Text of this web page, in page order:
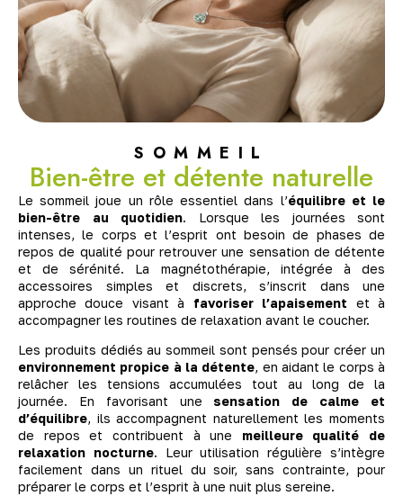
SOMMEIL
Bien-être et détente naturelle
Le sommeil joue un rôle essentiel dans l’équilibre et le
bien-être au quotidien. Lorsque les journées sont
intenses, le corps et l’esprit ont besoin de phases de
repos de qualité pour retrouver une sensation de détente
et de sérénité. La magnétothérapie, intégrée à des
accessoires simples et discrets, s’inscrit dans une
approche douce visant à favoriser l’apaisement et à
accompagner les routines de relaxation avant le coucher.
Les produits dédiés au sommeil sont pensés pour créer un
environnement propice à la détente, en aidant le corps à
relâcher les tensions accumulées tout au long de la
journée. En favorisant une sensation de calme et
d’équilibre, ils accompagnent naturellement les moments
de repos et contribuent à une meilleure qualité de
relaxation nocturne. Leur utilisation régulière s’intègre
facilement dans un rituel du soir, sans contrainte, pour
préparer le corps et l’esprit à une nuit plus sereine.